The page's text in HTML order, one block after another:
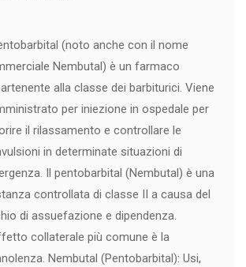
(noto anche con il nome
Nembutal) è un farmaco
alla classe dei barbiturici. Viene
per iniezione in ospedale per
il rilassamento e controllare le
in determinate situazioni di
Il pentobarbital (Nembutal) è una
controllata di classe II a causa del
di assuefazione e dipendenza.
collaterale più comune è la
Nembutal (Pentobarbital): Usi,